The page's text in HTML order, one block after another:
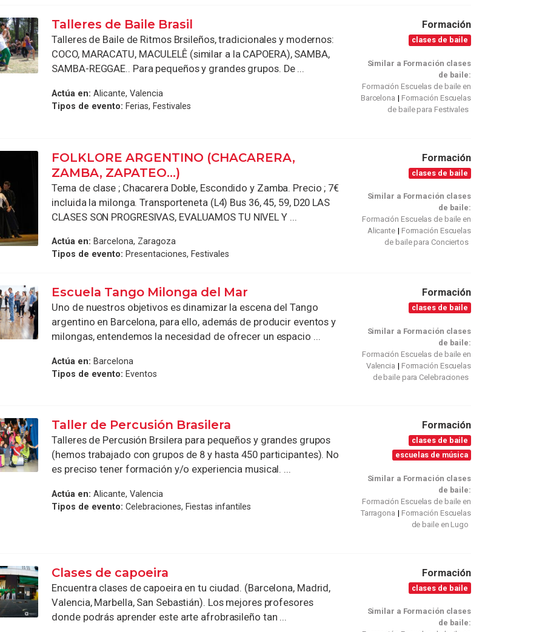
Talleres de Baile Brasil
Talleres de Baile de Ritmos Brsileños, tradicionales y modernos:
COCO, MARACATU, MACULELÊ (similar a la CAPOERA), SAMBA,
SAMBA-REGGAE.. Para pequeños y grandes grupos. De ...
Actúa en: Alicante, Valencia
Tipos de evento: Ferias, Festivales
Formación
clases de baile
Similar a Formación clases
de baile:
Formación Escuelas de baile en
Barcelona
Formación Escuelas
de baile para Festivales
FOLKLORE ARGENTINO (CHACARERA,
ZAMBA, ZAPATEO…)
Tema de clase ; Chacarera Doble, Escondido y Zamba. Precio ; 7€
incluida la milonga. Transporteneta (L4) Bus 36, 45, 59, D20 LAS
CLASES SON PROGRESIVAS, EVALUAMOS TU NIVEL Y ...
Actúa en: Barcelona, Zaragoza
Tipos de evento: Presentaciones, Festivales
Formación
clases de baile
Similar a Formación clases
de baile:
Formación Escuelas de baile en
Alicante
Formación Escuelas
de baile para Conciertos
Escuela Tango Milonga del Mar
Uno de nuestros objetivos es dinamizar la escena del Tango
argentino en Barcelona, para ello, además de producir eventos y
milongas, entendemos la necesidad de ofrecer un espacio ...
Actúa en: Barcelona
Tipos de evento: Eventos
Formación
clases de baile
Similar a Formación clases
de baile:
Formación Escuelas de baile en
Valencia
Formación Escuelas
de baile para Celebraciones
Taller de Percusión Brasilera
Talleres de Percusión Brsilera para pequeños y grandes grupos
(hemos trabajado con grupos de 8 y hasta 450 participantes). No
es preciso tener formación y/o experiencia musical. ...
Actúa en: Alicante, Valencia
Tipos de evento: Celebraciones, Fiestas infantiles
Formación
clases de baile
escuelas de música
Similar a Formación clases
de baile:
Formación Escuelas de baile en
Tarragona
Formación Escuelas
de baile en Lugo
Clases de capoeira
Encuentra clases de capoeira en tu ciudad. (Barcelona, Madrid,
Valencia, Marbella, San Sebastián). Los mejores profesores
donde podrás aprender este arte afrobrasileño tan ...
Formación
clases de baile
Similar a Formación clases
de baile: